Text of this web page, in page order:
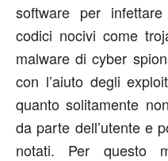
software per
codici nocivi come
malware di cyber
con l’aiuto degli
quanto solitamente
da parte dell’utente e
notati. Per questo